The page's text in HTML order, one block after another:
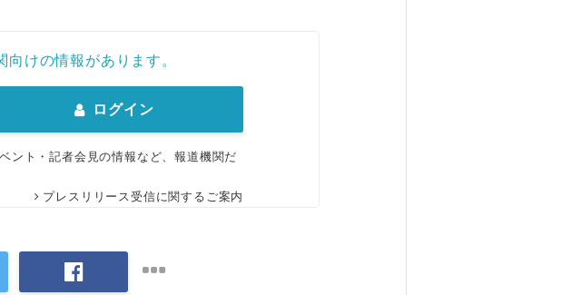
けの情報があります。
ログイン
ント・記者会見の情報など、報道機関だ
プレスリリース受信に関するご案内